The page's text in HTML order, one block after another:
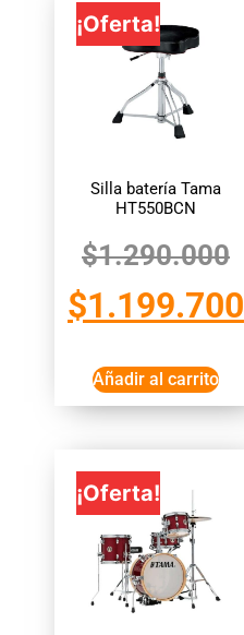
¡Oferta!
Silla batería Tama
HT550BCN
$1.290.000
$1.199.700
Añadir al carrito
¡Oferta!